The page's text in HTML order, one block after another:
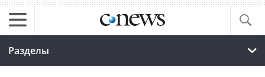
Разделы